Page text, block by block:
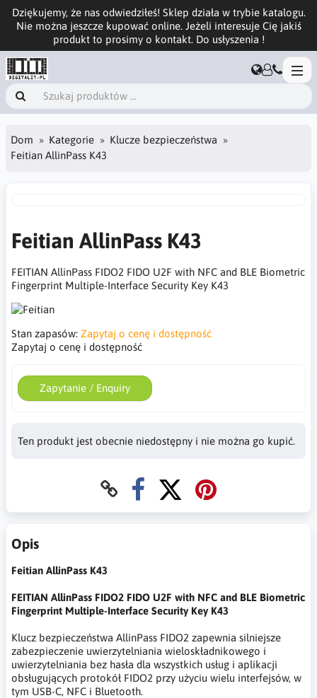
Dziękujemy, że nas odwiedziłeś! Sklep działa w trybie katalogu.
Nie można jeszcze kupować online. Jeżeli interesuje Cię jakiś
produkt to prosimy o kontakt. Do usłyszenia !
Dom Kategorie
Klucze bezpieczeństwa
Feitian AllinPass K43
Feitian AllinPass K43
FEITIAN AllinPass FIDO2 FIDO U2F with NFC and BLE Biometric
Fingerprint Multiple-Interface Security Key K43
Stan zapasów: Zapytaj o cenę i dostępność
Zapytaj o cenę i dostępność
Zapytanie / Enquiry
Ten produkt jest obecnie niedostępny i nie można go kupić.
Opis
Feitian AllinPass K43
FEITIAN AllinPass FIDO2 FIDO U2F with NFC and BLE Biometric
Fingerprint Multiple-Interface Security Key K43
Klucz bezpieczeństwa AllinPass FIDO2 zapewnia silniejsze
zabezpieczenie uwierzytelniania wieloskładnikowego i
uwierzytelniania bez hasła dla wszystkich usług i aplikacji
obsługujących protokół FIDO2 przy użyciu wielu interfejsów, w
tym USB-C, NFC i Bluetooth.